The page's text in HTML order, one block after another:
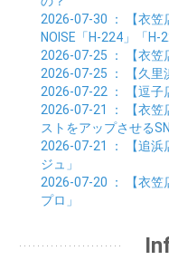
2026-07-30 ： 【衣笠
NOISE「H-224」「H-
2026-07-25 ： 【衣笠
2026-07-25 ： 【久里
2026-07-22 ： 【逗子
2026-07-21
： 【衣笠
ストをアップさせる
2026-07-21
： 【追浜
ジュ」
2026-07-20 ： 【衣笠
プロ」